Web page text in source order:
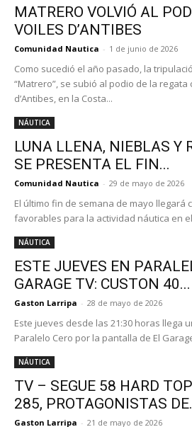
MATRERO VOLVIÓ AL
VOILES D’ANTIBES
Comunidad Nautica - 1 de junio de 2026
Como sucedió el año pasado, la
“Matrero”, se subió al podio de la regata
d’Antibes, en la Costa...
NÁUTICA
LUNA LLENA, NIEBLAS Y
SE PRESENTA EL FIN...
Comunidad Nautica - 29 de mayo de 2026
El último fin de semana de mayo llegará
favorables para la actividad náutica en el
NÁUTICA
ESTE JUEVES EN
GARAGE TV: CUSTON 40...
Gaston Larripa - 28 de mayo de 2026
Este jueves desde las 21:30 horas llega
Paralelo Cero por la pantalla de El
NÁUTICA
TV – SEGUE 58 HARD
285, PROTAGONISTAS
Gaston Larripa - 21 de mayo de 2026